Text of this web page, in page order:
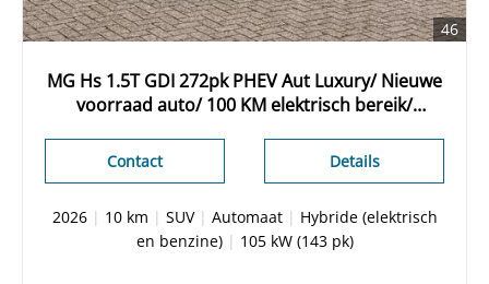
46
MG Hs 1.5T GDI 272pk PHEV Aut Luxury/ Nieuwe
voorraad auto/ 100 KM elektrisch bereik/
verwarming/ Apple CarplayDetails
Contact
2026| 10 km | SUV| Automaat| Hybride (elektrisch
en benzine)| 105 kW (143 pk)